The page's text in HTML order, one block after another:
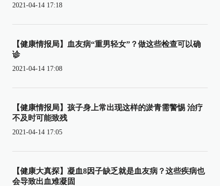
2021-04-14 17:18
【健康情报局】血友病“重男轻女”？做这些检查可以确
诊
2021-04-14 17:08
【健康情报局】孩子身上常出现这样的淤青需警惕 治疗
不及时可能致残
2021-04-14 17:05
【健康大真探】凝血8因子缺乏就是血友病？这些疾病也
会导致出血难凝固